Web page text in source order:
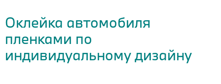
Оклейка автомобиля
пленками по
индивидуальному дизайну